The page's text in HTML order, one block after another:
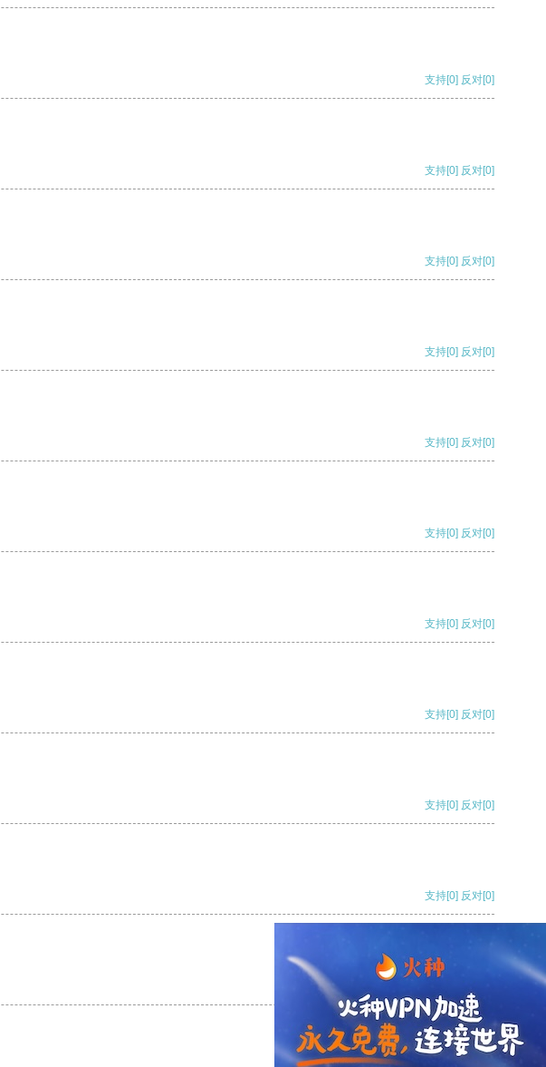
支持[0] 反对[0]
支持[0] 反对[0]
支持[0] 反对[0]
支持[0] 反对[0]
支持[0] 反对[0]
支持[0] 反对[0]
支持[0] 反对[0]
支持[0] 反对[0]
支持[0] 反对[0]
支持[0] 反对[0]